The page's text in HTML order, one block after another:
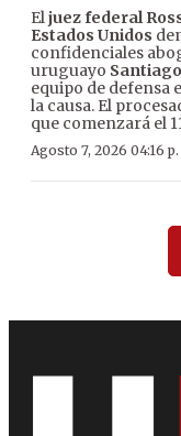
Eljuez federal
Estados Unidos
confidenciales
uruguayo
equipo de defensa
la causa. El
que comenzará el
Agosto 7, 2026 04:16 p.